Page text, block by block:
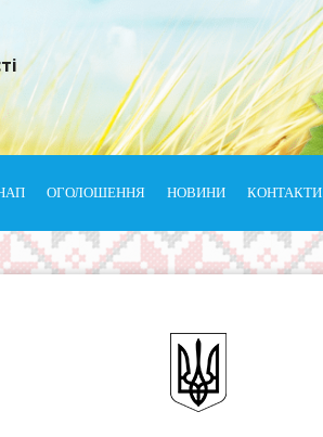
ОГОЛОШЕННЯ НОВИНИ КОНТАКТИ